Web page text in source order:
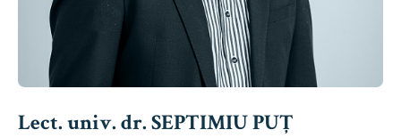
Lect. univ. dr. SEPTIMIU PUȚ